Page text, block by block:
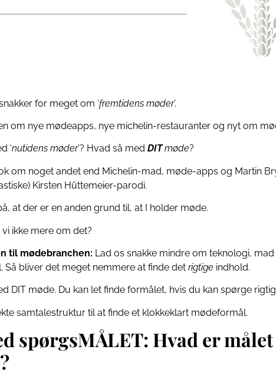
for meget om ‘fremtidens møder’.
om nye mødeapps, nye michelin-restauranter og nyt om
‘nutidens møder’? Hvad så med DITmøde?
om noget andet end Michelin-mad, møde-apps og Martin
Kirsten Hüttemeier-parodi.
at der er en anden grund til, at I holder møde.
ikke mere om det?
til mødebranchen: Lad os snakke mindre om teknologi,
Så bliver det meget nemmere at finde det rigtige indhold.
DIT møde. Du kan let finde formålet, hvis du kan spørge
samtalestruktur til at finde et klokkeklart mødeformål.
spørgsMÅLET: Hvad er